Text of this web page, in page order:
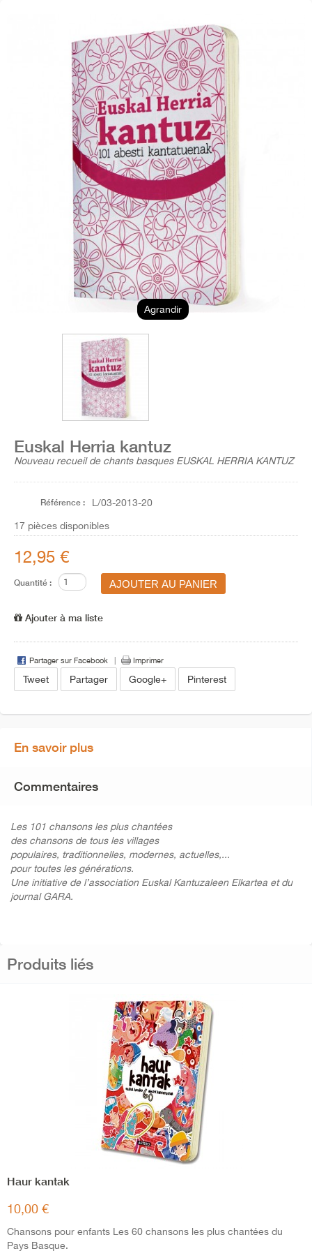
Agrandir
Euskal Herria kantuz
Nouveau recueil de chants basques EUSKAL HERRIA KANTUZ
Référence : L/03-2013-20
17 pièces disponibles
12,95 €
Quantité :
Ajouter à ma liste
Partager sur Facebook Imprimer
Tweet Partager Google+ Pinterest
En savoir plus
Commentaires
Les 101 chansons les plus chantées
des chansons de tous les villages
populaires, traditionnelles, modernes, actuelles,...
pour toutes les générations.
Une initiative de l’association Euskal Kantuzaleen Elkartea et du
journal GARA.
Produits liés
Haur kantak
10,00 €
Chansons pour enfants Les 60 chansons les plus chantées du
Pays Basque.